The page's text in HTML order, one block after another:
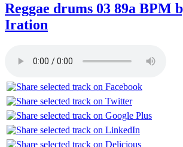
Reggae drums 03 89a BPM
Iration